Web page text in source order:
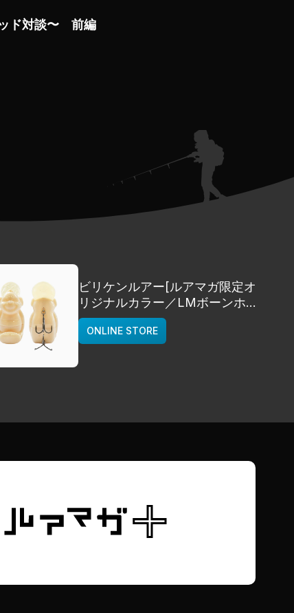
ド対談〜 前編
ビリケンルアー[ルアマガ限定オ
リジナルカラー／LMボーンホワ
イト]
deps
ONLINE STORE